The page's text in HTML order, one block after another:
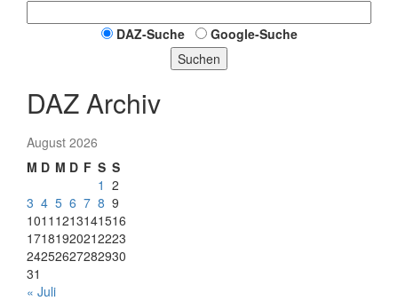
DAZ-Suche
Google-Suche
Suchen
DAZ Archiv
August 2026
M D M D F S S
1 2
3 4 5 6 7 8 9
1011 1213141516
17181920212223
24252627282930
31
« Juli